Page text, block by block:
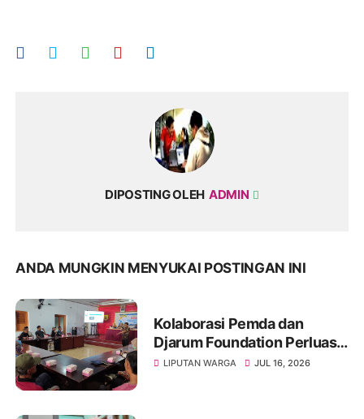
DIPOSTING OLEH ADMIN
ANDA MUNGKIN MENYUKAI POSTINGAN INI
Kolaborasi Pemda dan
Djarum Foundation Perluas
Akses Sanitasi Layak di
LIPUTAN WARGA JUL 16, 2026